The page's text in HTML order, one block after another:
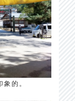
的。